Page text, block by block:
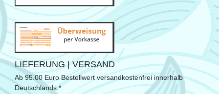
LIEFERUNG | VERSAND
Ab 95.00 Euro Bestellwert versandkostenfrei innerhalb
Deutschlands.*